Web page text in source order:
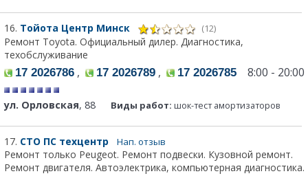
16. Тойота Центр Минск (12)
Ремонт Toyota. Официальный дилер. Диагностика,
техобслуживание
17 2026786 , 17 2026789 , 17 2026785 8:00 - 20:00
ул. Орловская, 88 Виды работ: шок-тест амортизаторов
17. СТО ПС техцентр Нап. отзыв
Ремонт только Peugeot. Ремонт подвески. Кузовной ремонт.
Ремонт двигателя. Автоэлектрика, компьютерная диагностика.